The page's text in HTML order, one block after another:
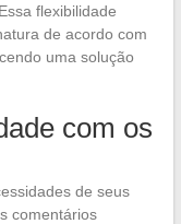
flexibilidade
de acordo com
uma solução
com os
de seus
comentários